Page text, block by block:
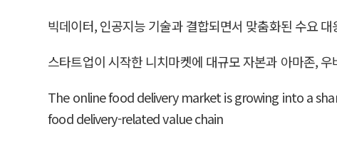
빅데이터, 인공지능 기술과 결합되면서 맞춤화된 수요
스타트업이 시작한 니치마켓에 대규모 자본과 아마존,
The online food delivery market is growing into a
food delivery-related value chain